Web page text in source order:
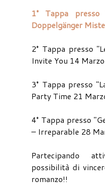
1° Tappa
Doppelgänger
2° Tappa presso
Invite You 14 Marzo
3° Tappa presso
Party Time 21
4° Tappa presso
– Irreparable 28
Partecipando
possibilità di
romanzo!!